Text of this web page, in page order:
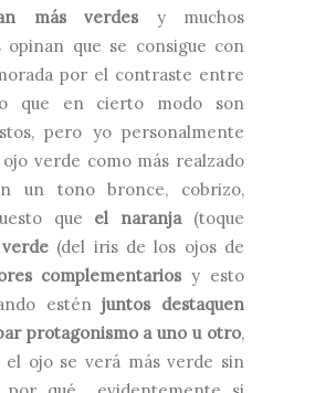
más verdes y muchos
opinan que se consigue con
por el contraste entre
que en cierto modo son
pero yo personalmente
verde como más realzado
un tono bronce, cobrizo,
que el naranja (toque
(del iris de los ojos de
complementariosy esto
esténjuntos destaquen
protagonismo a uno u otro,
el ojo se verá más verde sin